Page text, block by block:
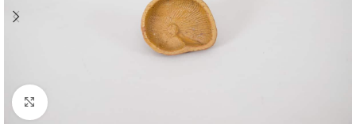
Click to enlarge